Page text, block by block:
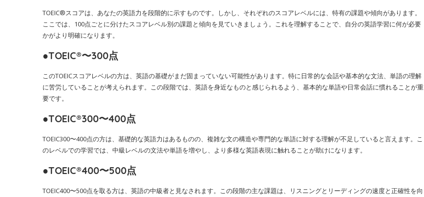
TOEIC®スコアは、あなたの英語力を段階的に示すものです。しかし、それぞれのスコアレベルには、特有の課題や傾向があります。
ここでは、100点ごとに分けたスコアレベル別の課題と傾向を見ていきましょう。これを理解することで、自分の英語学習に何が必要
かがより明確になります。
●TOEIC®〜300点
このTOEICスコアレベルの方は、英語の基礎がまだ固まっていない可能性があります。特に日常的な会話や基本的な文法、単語の理解
に苦労していることが考えられます。この段階では、英語を身近なものと感じられるよう、基本的な単語や日常会話に慣れることが重
要です。
●TOEIC®300〜400点
TOEIC300〜400点の方は、基礎的な英語力はあるものの、複雑な文の構造や専門的な単語に対する理解が不足していると言えます。こ
のレベルでの学習では、中級レベルの文法や単語を増やし、より多様な英語表現に触れることが助けになります。
●TOEIC®400〜500点
TOEIC400〜500点を取る方は、英語の中級者と見なされます。この段階の主な課題は、リスニングとリーディングの速度と正確性を向